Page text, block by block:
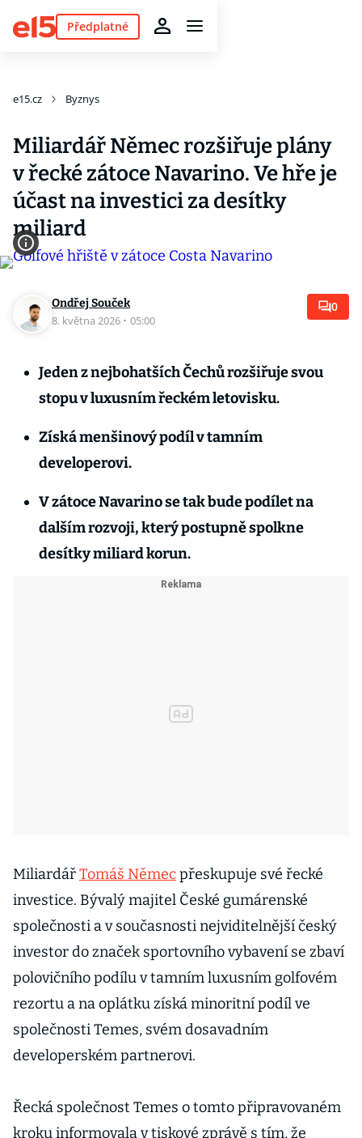
Předplatné
e15.cz Byznys
Miliardář Němec rozšiřuje plány
v řecké zátoce Navarino. Ve hře je
účast na investici za desítky
miliard
Ondřej Souček
8. května 2026 · 05:00
0
Jeden z nejbohatších Čechů rozšiřuje svou
stopu v luxusním řeckém letovisku.
Získá menšinový podíl v tamním
developerovi.
V zátoce Navarino se tak bude podílet na
dalším rozvoji, který postupně spolkne
desítky miliard korun.
MiliardářTomáš Němecpřeskupuje své řecké
investice. Bývalý majitel České gumárenské
společnosti a v současnosti nejviditelnější český
investor do značek sportovního vybavení se zbaví
polovičního podílu v tamním luxusním golfovém
rezortu a na oplátku získá minoritní podíl ve
společnosti Temes, svém dosavadním
developerském partnerovi.
Řecká společnost Temes o tomto připravovaném
kroku informovala v tiskové zprávě s tím, že